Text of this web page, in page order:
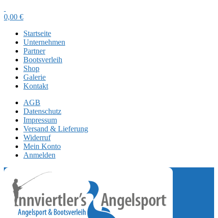
0,00 €
Startseite
Unternehmen
Partner
Bootsverleih
Shop
Galerie
Kontakt
AGB
Datenschutz
Impressum
Versand & Lieferung
Widerruf
Mein Konto
Anmelden